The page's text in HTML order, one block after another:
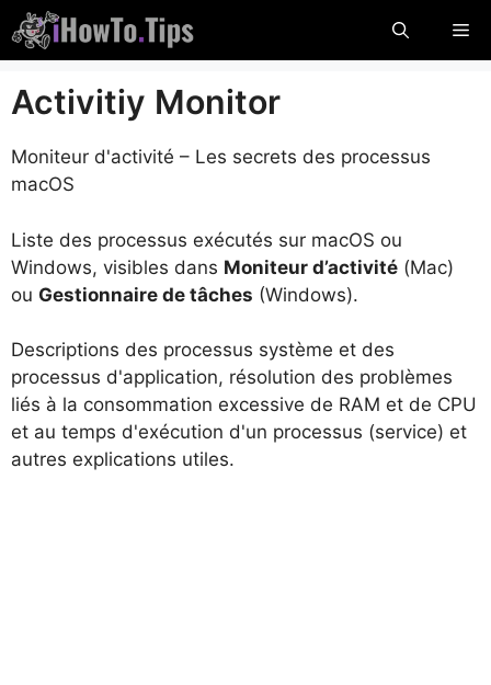
Passer
au
contenu
Activitiy Monitor
Moniteur d'activité – Les secrets des processus
macOS
Liste des processus exécutés sur macOS ou
Windows, visibles dans Moniteur d’activité (Mac)
ou Gestionnaire de tâches (Windows).
Descriptions des processus système et des
processus d'application, résolution des problèmes
liés à la consommation excessive de RAM et de CPU
et au temps d'exécution d'un processus (service) et
autres explications utiles.